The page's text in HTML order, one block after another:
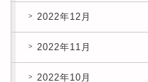
2022年12月
2022年11月
2022年10月